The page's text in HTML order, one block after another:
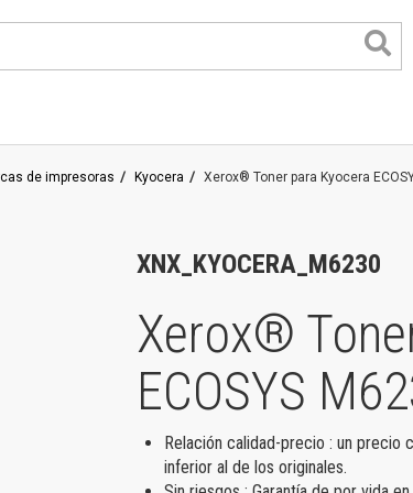
de impresoras Kyocera Xerox® Toner para Kyocera
XNX_KYOCERA_M6230
Xerox®
ECOSYS
Relación calidad-precio : un precio
inferior al de los originales.